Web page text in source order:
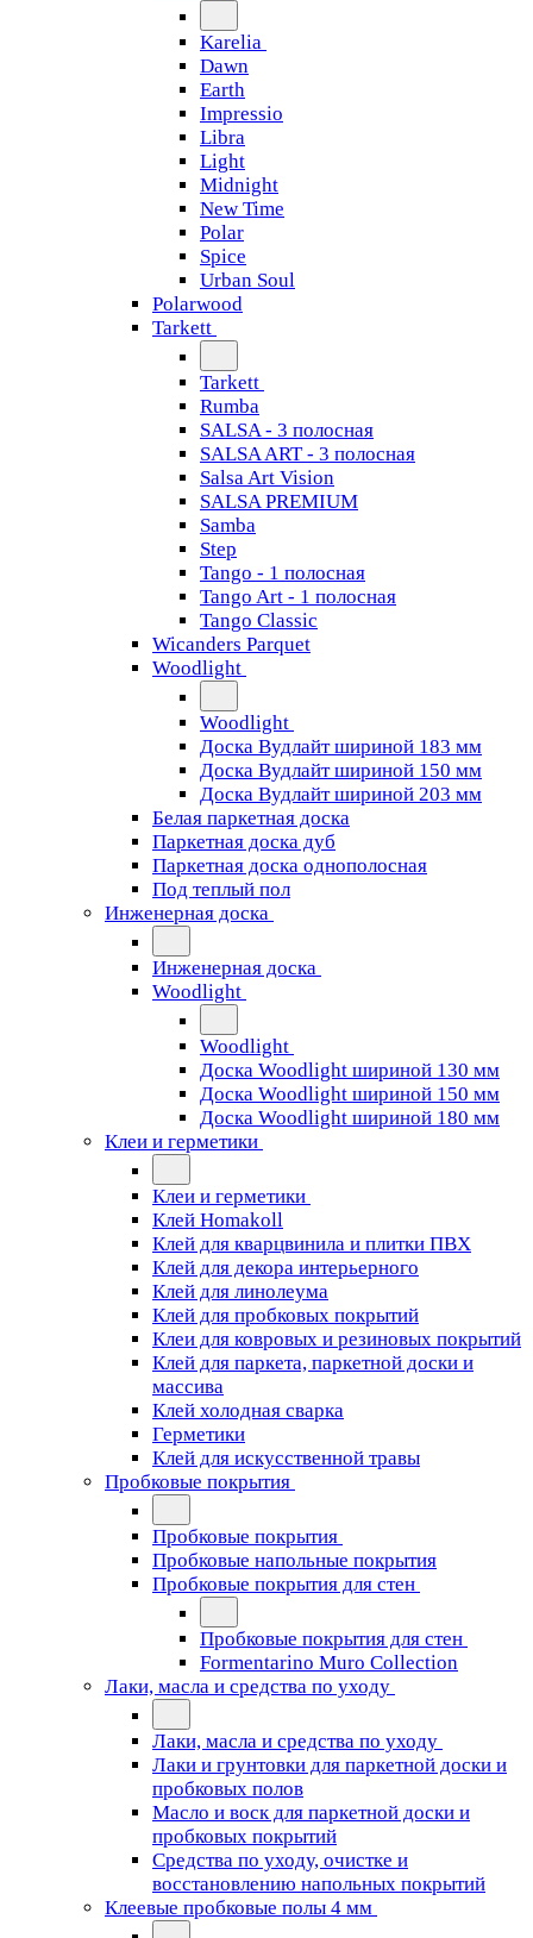
Karelia
Dawn
Earth
Impressio
Libra
Light
Midnight
New Time
Polar
Spice
Urban Soul
Polarwood
Tarkett
Tarkett
Rumba
SALSA - 3 полосная
SALSA ART - 3 полосная
Salsa Art Vision
SALSA PREMIUM
Samba
Step
Tango - 1 полосная
Tango Art - 1 полосная
Tango Classiс
Wicanders Parquet
Woodlight
Woodlight
Доска Вудлайт шириной 183 мм
Доска Вудлайт шириной 150 мм
Доска Вудлайт шириной 203 мм
Белая паркетная доска
Паркетная доска дуб
Паркетная доска однополосная
Под теплый пол
Инженерная доска
Инженерная доска
Woodlight
Woodlight
Доска Woodlight шириной 130 мм
Доска Woodlight шириной 150 мм
Доска Woodlight шириной 180 мм
Клеи и герметики
Клеи и герметики
Клей Homakoll
Клей для кварцвинила и плитки ПВХ
Клей для декора интерьерного
Клей для линолеума
Клей для пробковых покрытий
Клеи для ковровых и резиновых покрытий
Клей для паркета, паркетной доски и
массива
Клей холодная сварка
Герметики
Клей для искусственной травы
Пробковые покрытия
Пробковые покрытия
Пробковые напольные покрытия
Пробковые покрытия для стен
Пробковые покрытия для стен
Formentarino Muro Collection
Лаки, масла и средства по уходу
Лаки, масла и средства по уходу
Лаки и грунтовки для паркетной доски и
пробковых полов
Масло и воск для паркетной доски и
пробковых покрытий
Средства по уходу, очистке и
восстановлению напольных покрытий
Клеевые пробковые полы 4 мм